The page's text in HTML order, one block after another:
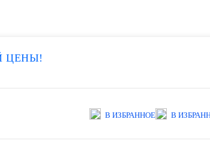
ЦЕНЫ!
В ИЗБРАННОЕ В